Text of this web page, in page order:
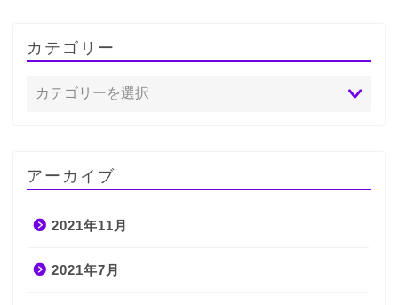
カテゴリー
アーカイブ
2021年11月
2021年7月